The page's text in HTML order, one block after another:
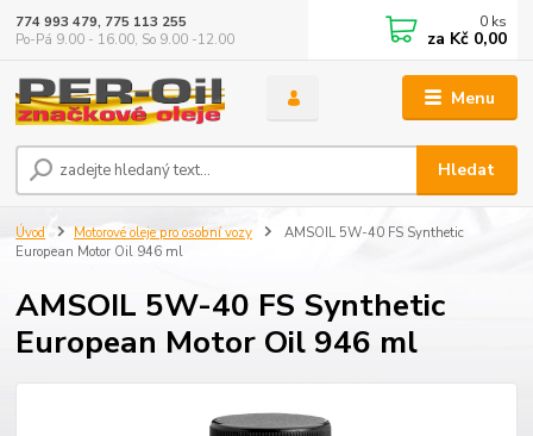
Menu
Hledat
774 993 479, 775 113 255
Po-Pá 9.00 - 16.00, So 9.00 -12.00
0 ks
za Kč 0,00
Úvod Motorové oleje pro osobní vozy
AMSOIL 5W-40 FS Synthetic
European Motor Oil 946 ml
AMSOIL 5W-40 FS Synthetic
European Motor Oil 946 ml